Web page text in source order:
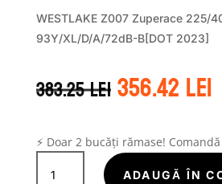
WESTLAKE Z007 Zuperace 225/
93Y/XL/D/A/72dB-B[DOT 2023]
383.25leiPrețul
inițial
fost:
383.25 lei.
356.42lei
⚡ Doar 2 bucăți rămase!
Cantitate
WestLake
ADAUGĂ ÎN